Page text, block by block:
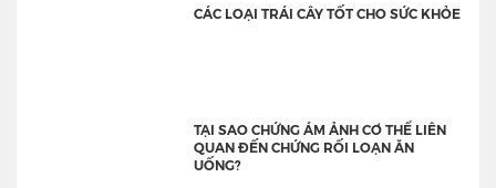
CÁC LOẠI TRÁI CÂY TỐT CHO SỨC KHỎE
TẠI SAO CHỨNG ÁM ẢNH CƠ THỂ LIÊN
QUAN ĐẾN CHỨNG RỐI LOẠN ĂN
UỐNG?